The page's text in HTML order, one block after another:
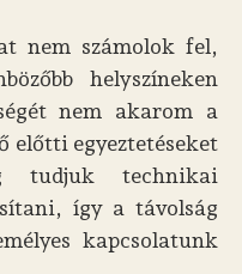
nem számolok fel,
helyszíneken
nem akarom a
előtti egyeztetéseket
tudjuk technikai
így a távolság
kapcsolatunk